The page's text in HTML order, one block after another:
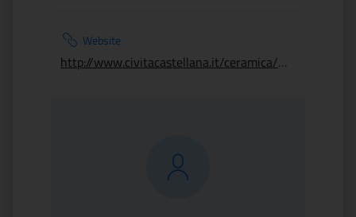
Website
http://www.civitacastellana.it/ceramica/museomarcantoni/index.htm